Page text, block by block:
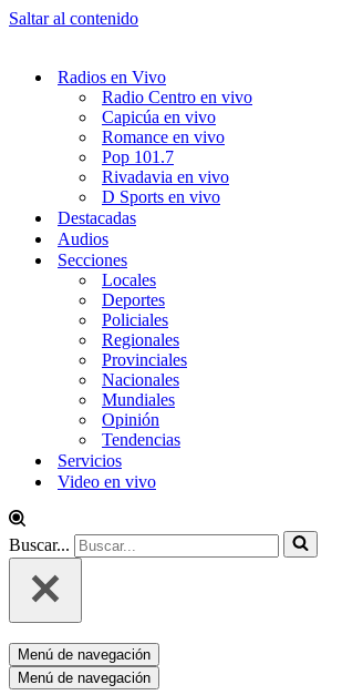
Saltar al contenido
Radios en Vivo
Radio Centro en vivo
Capicúa en vivo
Romance en vivo
Pop 101.7
Rivadavia en vivo
D Sports en vivo
Destacadas
Audios
Secciones
Locales
Deportes
Policiales
Regionales
Provinciales
Nacionales
Mundiales
Opinión
Tendencias
Servicios
Video en vivo
Buscar...
Menú de navegación
Menú de navegación